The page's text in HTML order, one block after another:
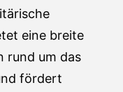
eine breite
rund um das
fördert